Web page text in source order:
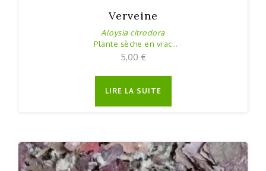
Verveine
Aloysia citrodora
Plante sèche en vrac
20 g
5,00 €
LIRE LA SUITE